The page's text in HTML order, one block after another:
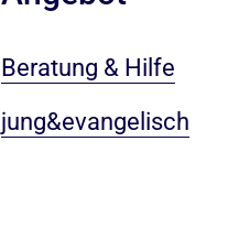
Beratung & Hilfe
jung&evangelisch